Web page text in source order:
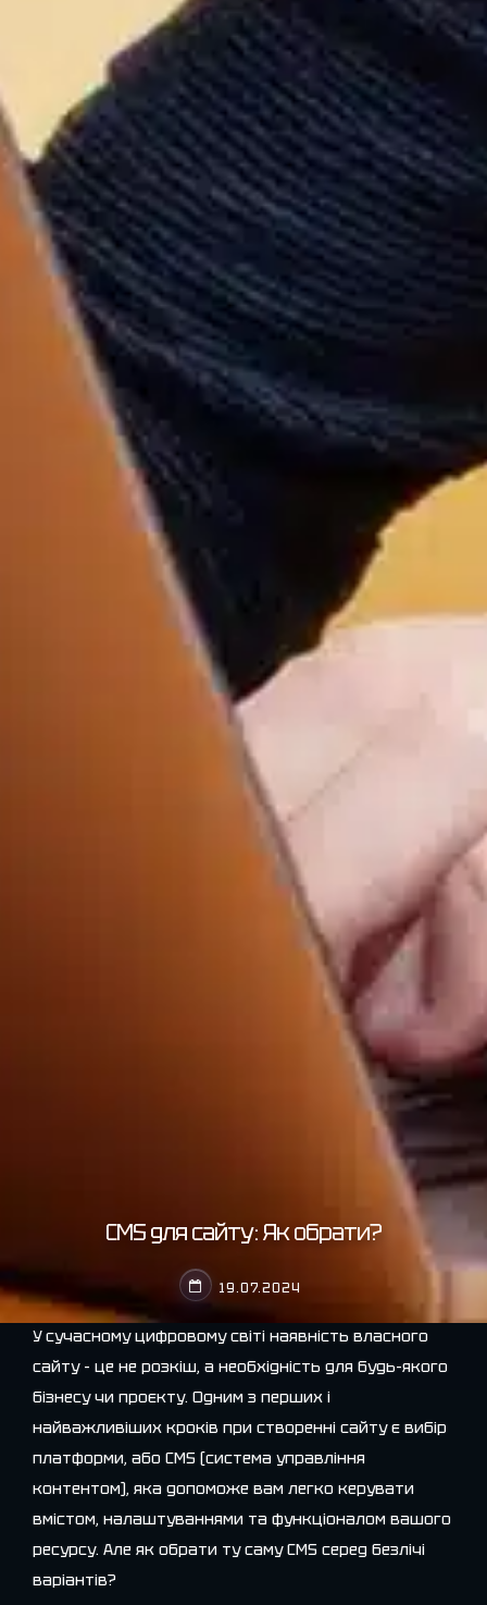
CMS для сайту: Як обрати?
19.07.2024
У сучасному цифровому світі наявність власного
сайту – це не розкіш, а необхідність для будь-якого
бізнесу чи проєкту. Одним з перших і
найважливіших кроків при створенні сайту є вибір
платформи, або CMS (система управління
контентом), яка допоможе вам легко керувати
вмістом, налаштуваннями та функціоналом вашого
ресурсу. Але як обрати ту саму CMS серед безлічі
варіантів?